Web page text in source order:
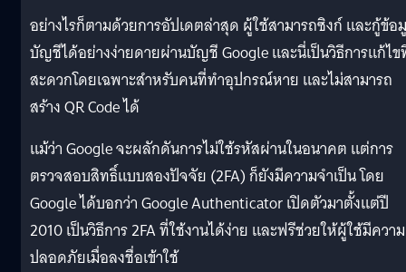
อย่างไรก็ตามด้วยการอัปเดตล่าสุด ผู้ใช้สามารถซิงก์ และกู้ข้อ
บัญชีได้อย่างง่ายดายผ่านบัญชี Google และนี่เป็นวิธีการแก้ไ
สะดวกโดยเฉพาะสำหรับคนที่ทำอุปกรณ์หาย และไม่สามารถ
สร้าง QR Code ได้
แม้ว่า Google จะผลักดันการไม่ใช้รหัสผ่านในอนาคต แต่การ
ตรวจสอบสิทธิ์แบบสองปัจจัย (2FA) ก็ยังมีความจำเป็น โดย
Google ได้บอกว่า Google Authenticator เปิดตัวมาตั้งแต่ปี
2010 เป็นวิธีการ 2FA ที่ใช้งานได้ง่าย และฟรีช่วยให้ผู้ใช้มีความ
ปลอดภัยเมื่อลงชื่อเข้าใช้